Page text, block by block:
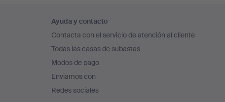
en
el
pie
de
página
Ayuda y contacto
Contacta con el servicio de atención al cliente
Todas las casas de subastas
Modos de pago
Enviamos con
Redes sociales